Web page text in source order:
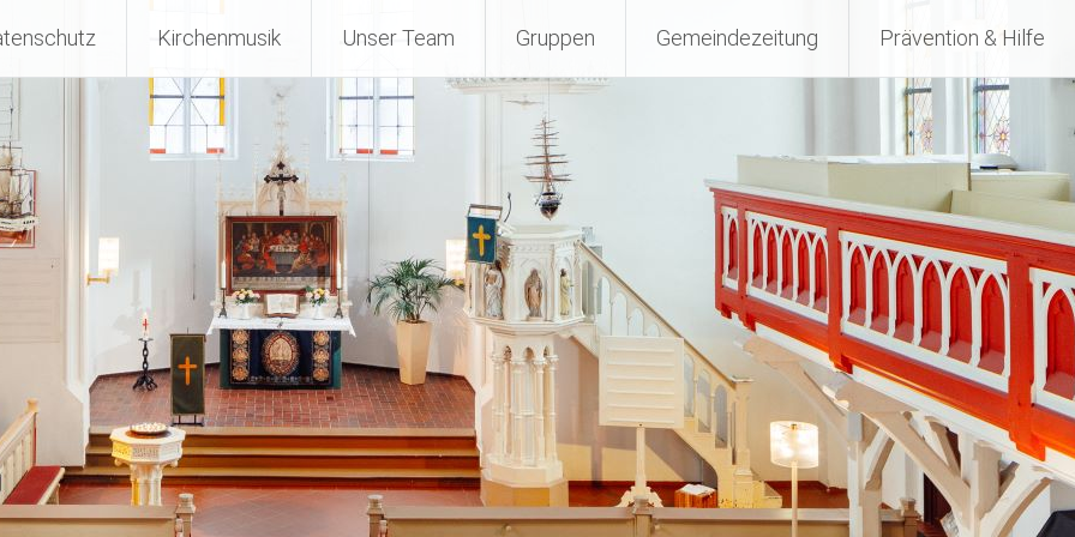
Norderney
Kirchenmusik Unser Team Gruppen Gemeindezeitung Prävention & Hilfe